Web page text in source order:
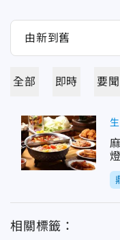
全部 即時 要聞
相關標籤：